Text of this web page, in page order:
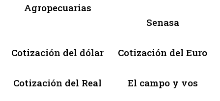
Agropecuarias
Senasa
Cotización del dólar Cotización del Euro
Cotización del Real El campo y vos